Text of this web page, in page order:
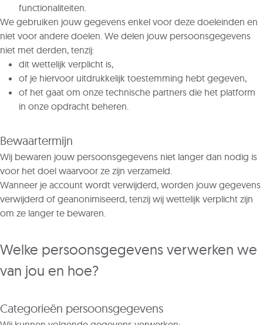
functionaliteiten.
We gebruiken jouw gegevens enkel voor deze doeleinden en
niet voor andere doelen. We delen jouw persoonsgegevens
niet met derden, tenzij:
dit wettelijk verplicht is,
of je hiervoor uitdrukkelijk toestemming hebt gegeven,
of het gaat om onze technische partners die het platform
in onze opdracht beheren.
Bewaartermijn
Wij bewaren jouw persoonsgegevens niet langer dan nodig is
voor het doel waarvoor ze zijn verzameld.
Wanneer je account wordt verwijderd, worden jouw gegevens
verwijderd of geanonimiseerd, tenzij wij wettelijk verplicht zijn
om ze langer te bewaren.
Welke persoonsgegevens verwerken we
van jou en hoe?
Categorieën persoonsgegevens